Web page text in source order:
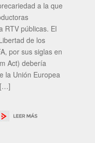
a la que
RTV públicas. El
de los
por sus siglas en
Act) debería
la Unión Europea
[…]